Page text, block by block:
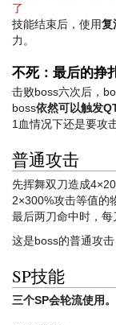
了
技能结束后，使用复
力。
不死：最后的挣
击败boss六次后，
boss依然可以触发
1血情况下还是要攻
普通攻击
先挥舞双刀造成
2×300%攻击等值的
最后两刀命中时，每
这是boss的普通攻
SP技能
三个SP会轮流使用。